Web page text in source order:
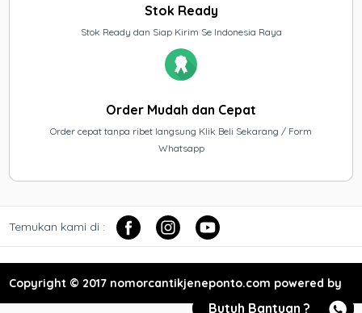
Stok Ready
Stok Ready dan Siap Kirim Se Indonesia Raya
Order Mudah dan Cepat
Order cepat tanpa ribet langsung Klik Beli Sekarang / Form
Whatsapp
Temukan kami di :
Copyright © 2017 nomorcantikjeneponto.com powered by
Butuh Bantuan ?